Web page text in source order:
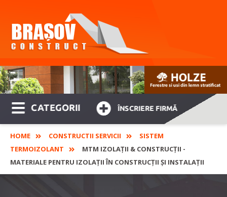
CATEGORII ÎNSCRIERE FIRMĂ
HOME CONSTRUCTII SERVICII
SISTEM
TERMOIZOLANT
MTM IZOLAȚII & CONSTRUCȚII -
MATERIALE PENTRU IZOLAȚII ÎN CONSTRUCȚII ȘI INSTALAȚII